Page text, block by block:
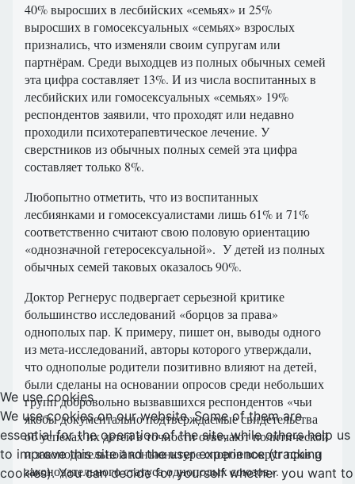
40% выросших в лесбийских «семьях» и 25%
выросших в гомосексуальных «семьях» взрослых
признались, что изменяли своим супругам или
партнёрам. Среди выходцев из полных обычных семей
эта цифра составляет 13%. И из числа воспитанных в
лесбийских или гомосексуальных «семьях» 19%
респондентов заявили, что проходят или недавно
проходили психотерапевтическое лечение. У
сверстников из обычных полных семей эта цифра
составляет только 8%.
Любопытно отметить, что из воспитанных
лесбиянками и гомосексуалистами лишь 61% и 71%
соответственно считают свою половую ориентацию
«однозначной гетеросексуальной». У детей из полных
обычных семей таковых оказалось 90%.
Доктор Регнерус подвергает серьезной критике
большинство исследований «борцов за права»
однополых пар. К примеру, пишет он, выводы одного
из мета-исследований, авторы которого утверждали,
что однополые родители позитивно влияют на детей,
были сделаны на основании опросов среди небольших
групп добровольно вызвавшихся респондентов «чьи
якобы документально подтверждаемые свидетельства
об успехах их детей в точности отвечают политической
и законодательной конъюнктуре споров вокруг прав и
законодательного статуса однополых союзов».
We use cookies
We use cookies on our website. Some of them are
essential for the operation of the site, while others help us
to improve this site and the user experience (tracking
cookies). You can decide for yourself whether you want to